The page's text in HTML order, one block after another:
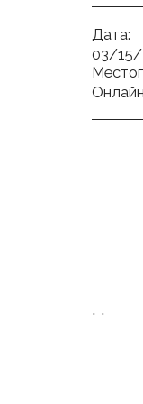
Дата:
03/15/